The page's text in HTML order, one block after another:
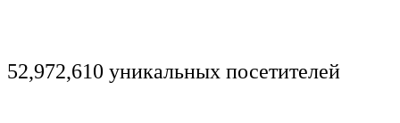
52,972,610 уникальных посетителей